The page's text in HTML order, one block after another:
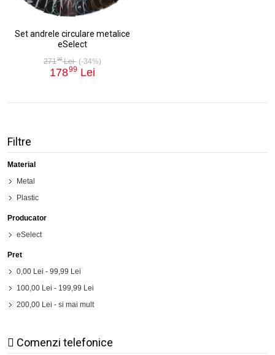
Set andrele circulare metalice
eSelect
27199Lei (-34%)
17899 Lei
Filtre
Material
Metal
Plastic
Producator
eSelect
Pret
0,00 Lei - 99,99 Lei
100,00 Lei - 199,99 Lei
200,00 Lei - si mai mult
Comenzi telefonice